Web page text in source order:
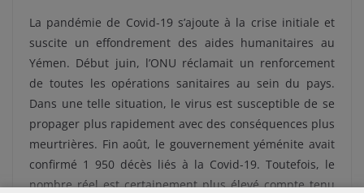
La pandémie de Covid-19 s’ajoute à la crise initiale et
suscite un effondrement des aides humanitaires au
Yémen. Début juin, l’ONU réclamait un renforcement
de toutes les opérations sanitaires au sein du pays.
Dans une telle situation, le virus est susceptible de se
propager plus rapidement avec des conséquences plus
meurtrières. Fin août, le gouvernement yéménite avait
confirmé 1 950 décès liés à la Covid-19. Toutefois, le
nombre réel est certainement plus élevé compte tenu